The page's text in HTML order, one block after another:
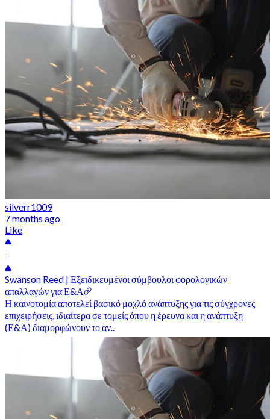
silverr1009
7 months ago
Like
-
Swanson Reed | Εξειδικευμένοι σύμβουλοι φορολογικών
απαλλαγών για Ε&Α
Η καινοτομία αποτελεί βασικό μοχλό ανάπτυξης για τις σύγχρονες
επιχειρήσεις, ιδιαίτερα σε τομείς όπου η έρευνα και η ανάπτυξη
(Ε&Α) διαμορφώνουν το αν..